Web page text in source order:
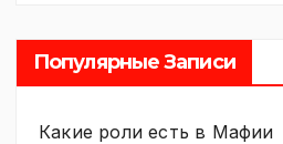
Популярные Записи
Какие роли есть в Мафии